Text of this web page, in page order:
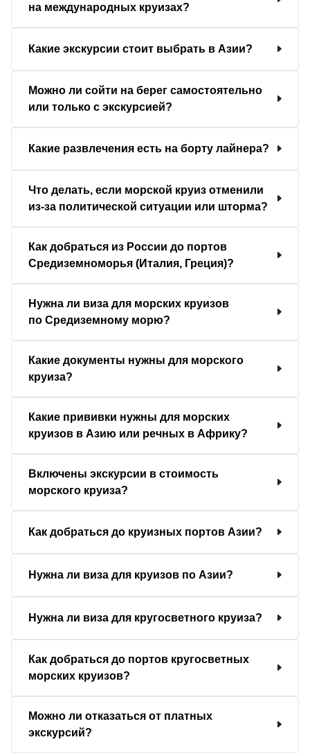
на международных круизах?
Какие экскурсии стоит выбрать в Азии?
Можно ли сойти на берег самостоятельно
или только с экскурсией?
Какие развлечения есть на борту лайнера?
Что делать, если морской круиз отменили
из-за политической ситуации или шторма?
Как добраться из России до портов
Средиземноморья (Италия, Греция)?
Нужна ли виза для морских круизов
по Средиземному морю?
Какие документы нужны для морского
круиза?
Какие прививки нужны для морских
круизов в Азию или речных в Африку?
Включены экскурсии в стоимость
морского круиза?
Как добраться до круизных портов Азии?
Нужна ли виза для круизов по Азии?
Нужна ли виза для кругосветного круиза?
Как добраться до портов кругосветных
морских круизов?
Можно ли отказаться от платных
экскурсий?